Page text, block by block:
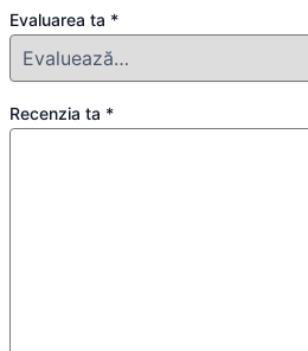
Evaluarea ta *
Recenzia ta *